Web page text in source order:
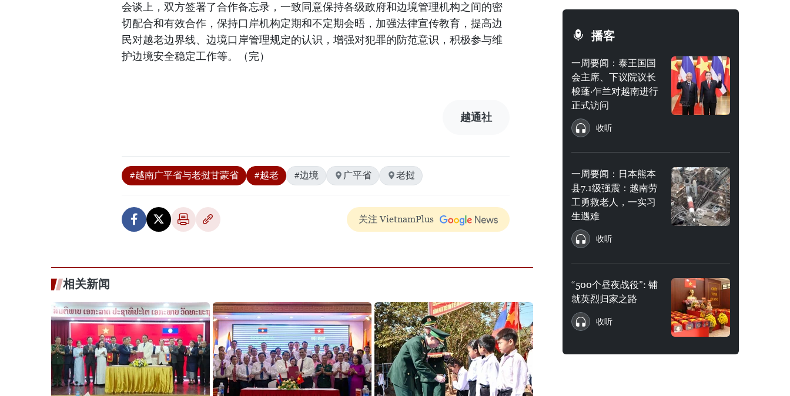
会谈上，双方签署了合作备忘录，一致同意保持各级政府和边境管理机构之间的密
切配合和有效合作，保持口岸机构定期和不定期会晤，加强法律宣传教育，提高边
民对越老边界线、边境口岸管理规定的认识，增强对犯罪的防范意识，积极参与维
护边境安全稳定工作等。（完）
越通社
#越南广平省与老挝甘蒙省 #越老 #边境 广平省 老挝
关注 VietnamPlus
相关新闻
播客
一周要闻：泰王国国
会主席、下议院议长
梭蓬·乍兰对越南进行
正式访问
收听
一周要闻：日本熊本
县7.1级强震：越南劳
工勇救老人，一实习
生遇难
收听
“500个昼夜战役”: 铺
就英烈归家之路
收听